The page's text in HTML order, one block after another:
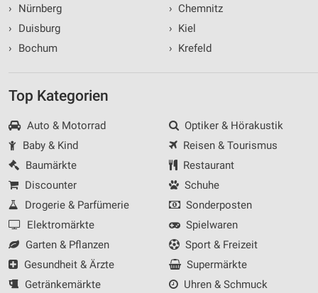
›
Nürnberg
›
Duisburg
›
Bochum
› Chemnitz
› Kiel
› Krefeld
Top Kategorien
Auto & Motorrad
Baby & Kind
Baumärkte
Discounter
Drogerie & Parfümerie
Elektromärkte
Garten & Pflanzen
Gesundheit & Ärzte
Getränkemärkte
Optiker & Hörakustik
Reisen & Tourismus
Restaurant
Schuhe
Sonderposten
Spielwaren
Sport & Freizeit
Supermärkte
Uhren & Schmuck